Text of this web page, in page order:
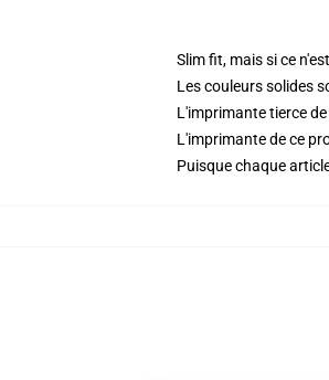
Slim fit, mais si ce
Les couleurs solides
L'imprimante tierce
L'imprimante de ce
Puisque chaque